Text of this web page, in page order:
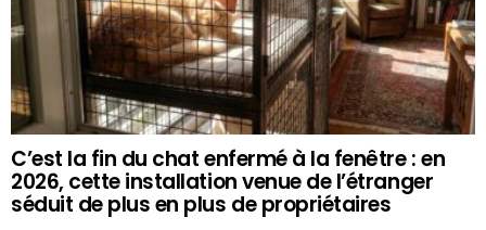
C’est la fin du chat enfermé à la fenêtre : en
2026, cette installation venue de l’étranger
séduit de plus en plus de propriétaires